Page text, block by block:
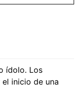
ídolo. Los
inicio de una